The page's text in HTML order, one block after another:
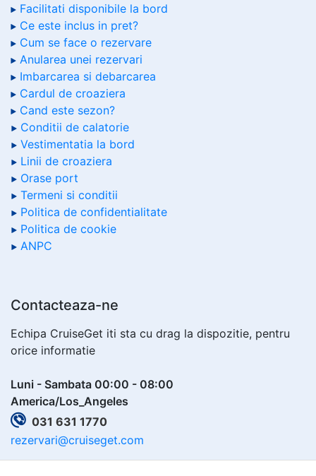
Facilitati disponibile la bord
Ce este inclus in pret?
Cum se face o rezervare
Anularea unei rezervari
Imbarcarea si debarcarea
Cardul de croaziera
Cand este sezon?
Conditii de calatorie
Vestimentatia la bord
Linii de croaziera
Orase port
Termeni si conditii
Politica de confidentialitate
Politica de cookie
ANPC
Contacteaza-ne
Echipa CruiseGet iti sta cu drag la dispozitie, pentru
orice informatie
Luni - Sambata 00:00 - 08:00
America/Los_Angeles
031 631 1770
rezervari@cruiseget.com